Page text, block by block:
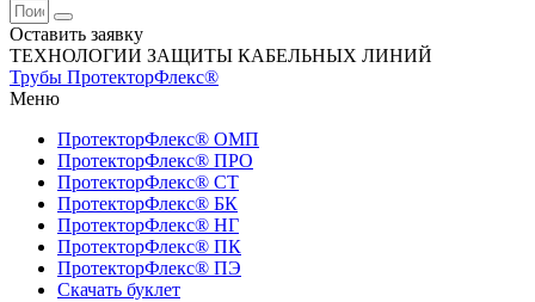
Оставить заявку
ТЕХНОЛОГИИ ЗАЩИТЫ КАБЕЛЬНЫХ ЛИНИЙ
Трубы ПротекторФлекс®
Меню
ПротекторФлекс® ОМП
ПротекторФлекс® ПРО
ПротекторФлекс® СТ
ПротекторФлекс® БК
ПротекторФлекс® НГ
ПротекторФлекс® ПК
ПротекторФлекс® ПЭ
Скачать буклет